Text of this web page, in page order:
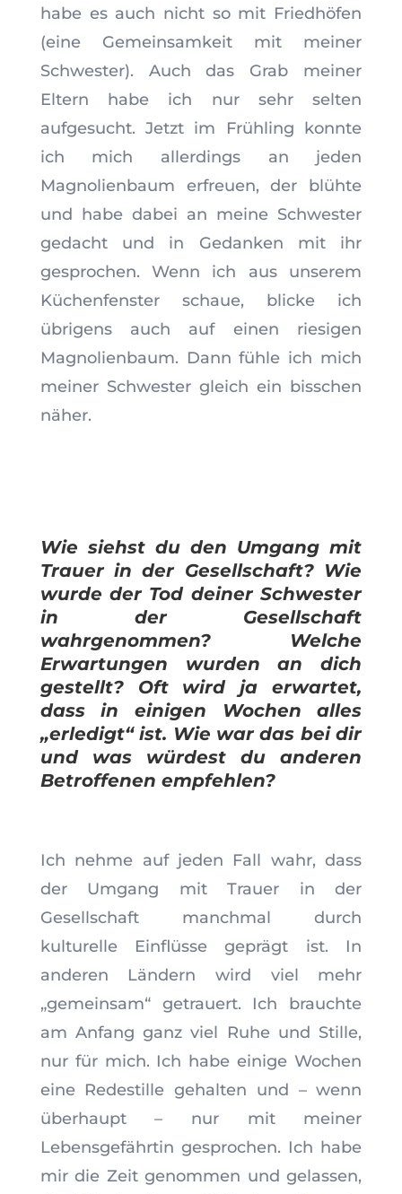
habe es auch nicht so mit Friedhöfen
(eine Gemeinsamkeit mit meiner
Schwester). Auch das Grab meiner
Eltern habe ich nur sehr selten
aufgesucht. Jetzt im Frühling konnte
ich mich allerdings an jeden
Magnolienbaum erfreuen, der blühte
und habe dabei an meine Schwester
gedacht und in Gedanken mit ihr
gesprochen. Wenn ich aus unserem
Küchenfenster schaue, blicke ich
übrigens auch auf einen riesigen
Magnolienbaum. Dann fühle ich mich
meiner Schwester gleich ein bisschen
näher.
Wie siehst du den Umgang mit
Trauer in der Gesellschaft? Wie
wurde der Tod deiner Schwester
in der Gesellschaft
wahrgenommen? Welche
Erwartungen wurden an dich
gestellt? Oft wird ja erwartet,
dass in einigen Wochen alles
„erledigt“ ist. Wie war das bei dir
und was würdest du anderen
Betroffenen empfehlen?
Ich nehme auf jeden Fall wahr, dass
der Umgang mit Trauer in der
Gesellschaft manchmal durch
kulturelle Einflüsse geprägt ist. In
anderen Ländern wird viel mehr
„gemeinsam“ getrauert. Ich brauchte
am Anfang ganz viel Ruhe und Stille,
nur für mich. Ich habe einige Wochen
eine Redestille gehalten und – wenn
überhaupt – nur mit meiner
Lebensgefährtin gesprochen. Ich habe
mir die Zeit genommen und gelassen,